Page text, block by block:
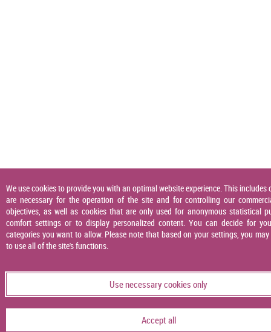
We use cookies to provide you with an optimal website experience. This includes
are necessary for the operation of the site and for controlling our
objectives, as well as cookies that are only used for anonymous statistical
comfort settings or to display personalized content. You can decide for
categories you want to allow. Please note that based on your settings, you
to use all of the site's functions.
Use necessary cookies only
Accept all